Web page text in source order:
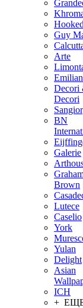
Guy
Arte
Decori
Decori
BN
Galerie
Brown
Lutece
Caselio
York
Yulan
Delight
Asian
ICH
+